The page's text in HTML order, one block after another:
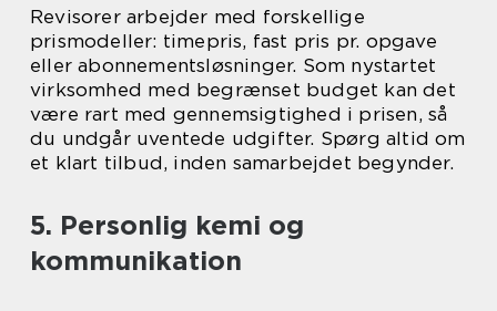
Revisorer arbejder med forskellige
prismodeller: timepris, fast pris pr. opgave
eller abonnementsløsninger. Som nystartet
virksomhed med begrænset budget kan det
være rart med gennemsigtighed i prisen, så
du undgår uventede udgifter. Spørg altid om
et klart tilbud, inden samarbejdet begynder.
5. Personlig kemi og
kommunikation